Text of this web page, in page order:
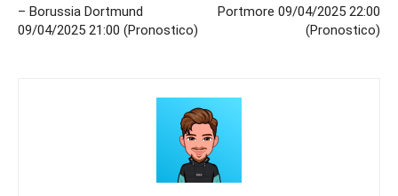
– Borussia Dortmund
09/04/2025 21:00 (Pronostico)
Portmore 09/04/2025 22:00
(Pronostico)